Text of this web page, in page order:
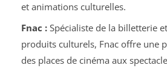
et animations culturelles.
Fnac :Spécialiste de la billetterie
produits culturels, Fnac offre une
des places de cinéma aux